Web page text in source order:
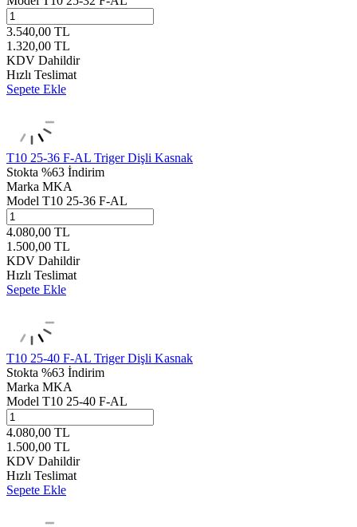
3.540,00 TL
1.320,00 TL
KDV Dahildir
Hızlı Teslimat
Sepete Ekle
T10 25-36 F-AL Triger Dişli Kasnak
Stokta %63 İndirim
Marka MKA
Model T10 25-36 F-AL
4.080,00 TL
1.500,00 TL
KDV Dahildir
Hızlı Teslimat
Sepete Ekle
T10 25-40 F-AL Triger Dişli Kasnak
Stokta %63 İndirim
Marka MKA
Model T10 25-40 F-AL
4.080,00 TL
1.500,00 TL
KDV Dahildir
Hızlı Teslimat
Sepete Ekle